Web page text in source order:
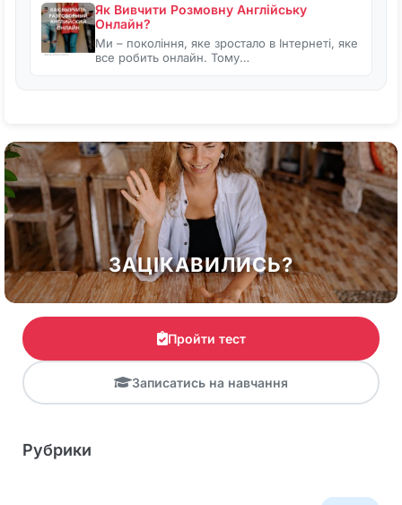
Як Вивчити Розмовну Англійську
Онлайн?
Ми – покоління, яке зростало в Інтернеті, яке
все робить онлайн. Тому…
ЗАЦІКАВИЛИСЬ?
Пройти тест
Записатись на навчання
Рубрики